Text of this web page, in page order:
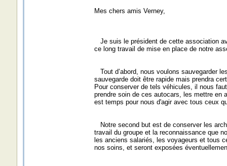
Mes chers amis Verney,
Je suis le président de cette association
ce long travail de mise en place de notre
Tout d’abord, nous voulons sauvegarder
sauvegarde doit être rapide mais prendra
Pour conserver de tels véhicules, il nous
prendre soin de ces autocars, les mettre en
est temps pour nous d'agir avec tous ceux
Notre second but est de conserver les
travail du groupe et la reconnaissance que
les anciens salariés, les voyageurs et tous
nos soins, et seront exposées